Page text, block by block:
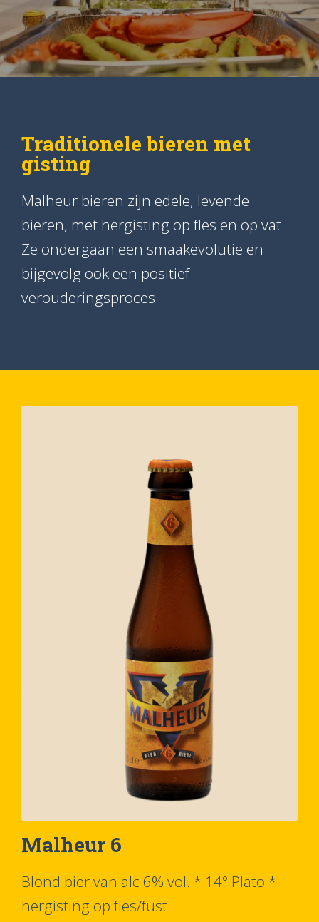
Traditionele bieren met
gisting
Malheur bieren zijn edele, levende
bieren, met hergisting op fles en op vat.
Ze ondergaan een smaakevolutie en
bijgevolg ook een positief
verouderingsproces.
Malheur 6
Blond bier van alc 6% vol. * 14° Plato *
hergisting op fles/fust